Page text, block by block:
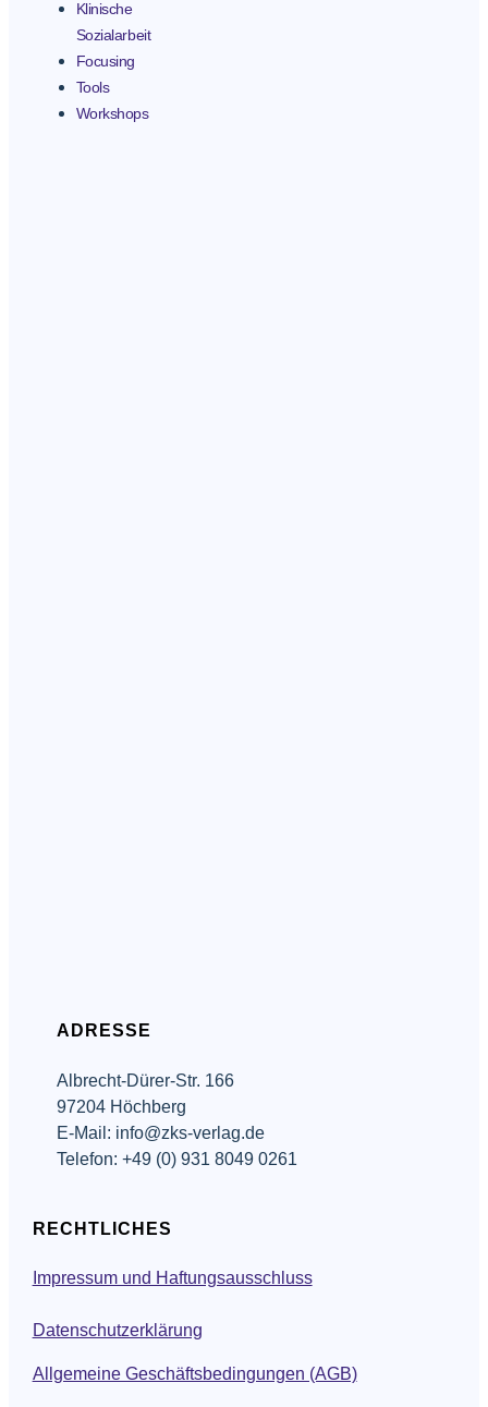
Klinische
Sozialarbeit
Focusing
Tools
Workshops
ADRESSE
Albrecht-Dürer-Str. 166
97204 Höchberg
E-Mail: info@zks-verlag.de
Telefon: +49 (0) 931 8049 0261
RECHTLICHES
Impressum und Haftungsausschluss
Datenschutzerklärung
Allgemeine Geschäftsbedingungen (AGB)